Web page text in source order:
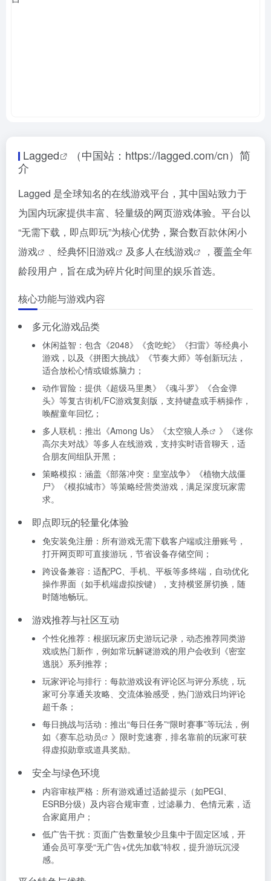
Lagged
（中国站：https://lagged.com/cn）简
介
Lagged 是全球知名的在线游戏平台，其中国站致力于
为国内玩家提供丰富、轻量级的网页游戏体验。平台以
“无需下载，即点即玩”为核心优势，聚合数百款休闲小
游戏
、 经典怀旧游戏 及多人在线游戏
，覆盖全年
龄段用户，旨在成为碎片化时间里的娱乐首选。
核心功能与游戏内容
多元化游戏品类
休闲益智：包含《2048》《贪吃蛇》《扫雷》等经典小
游戏，以及《拼图大挑战》《节奏大师》等创新玩法，
适合放松心情或锻炼脑力；
动作冒险：提供《超级马里奥》《魂斗罗》《合金弹
头》等复古街机/FC游戏复刻版，支持键盘或手柄操作，
唤醒童年回忆；
多人联机：推出《Among Us》《太空狼人杀
》《迷你
高尔夫对战》等多人在线游戏，支持实时语音聊天，适
合朋友间组队开黑；
策略模拟：涵盖《部落冲突：皇室战争》《植物大战僵
尸》《模拟城市》等策略经营类游戏，满足深度玩家需
求。
即点即玩的轻量化体验
免安装免注册：所有游戏无需下载客户端或注册账号，
打开网页即可直接游玩，节省设备存储空间；
跨设备兼容：适配PC、手机、平板等多终端，自动优化
操作界面（如手机端虚拟按键），支持横竖屏切换，随
时随地畅玩。
游戏推荐与社区互动
个性化推荐：根据玩家历史游玩记录，动态推荐同类游
戏或热门新作，例如常玩解谜游戏的用户会收到《密室
逃脱》系列推荐；
玩家评论与排行：每款游戏设有评论区与评分系统，玩
家可分享通关攻略、交流体验感受，热门游戏日均评论
超千条；
每日挑战与活动：推出“每日任务”“限时赛事”等玩法，例
如《赛车总动员
》限时竞速赛，排名靠前的玩家可获
得虚拟勋章或道具奖励。
安全与绿色环境
内容审核严格：所有游戏通过适龄提示（如PEGI、
ESRB分级）及内容合规审查，过滤暴力、色情元素，适
合家庭用户；
低广告干扰：页面广告数量较少且集中于固定区域，开
通会员可享受“无广告+优先加载”特权，提升游玩沉浸
感。